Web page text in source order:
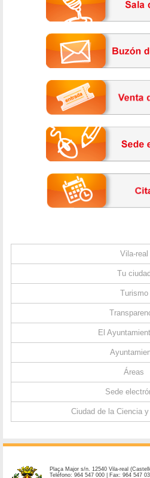
Vila-real
Tu
Turismo
El
Áreas
Sede
Ciudad de la Ciencia
Plaça Major s/n. 12540 Vila-real
Teléfono: 964 547 000 | Fax: 964 547